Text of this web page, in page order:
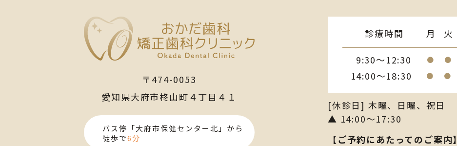
〒474-0053
愛知県大府市柊山町４丁目４１
バス停「大府市保健センター北」から
徒歩で6分
診療時間 月 火
9:30～12:30 ● ●
14:00～18:30 ● ●
[休診日] 木曜、日曜、祝日
▲ 14:00～17:30
【ご予約にあたってのご案内】